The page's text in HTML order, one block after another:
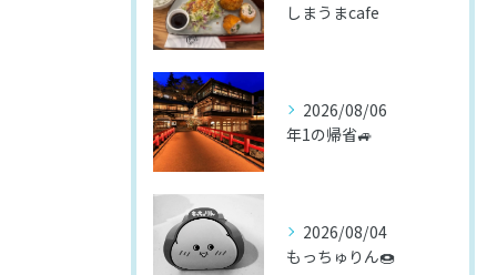
しまうまcafe
2026/08/06
年1の帰省🚙
2026/08/04
もっちゅりん🍩